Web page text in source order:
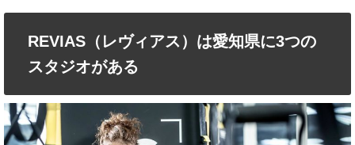
REVIAS（レヴィアス）は愛知県に3つの
スタジオがある